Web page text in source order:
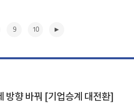
9 10
향 바꿔 [기업승계 대전환]